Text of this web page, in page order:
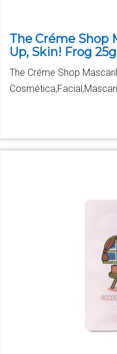
The Créme Shop
Up, Skin! Frog 25g
The Créme Shop